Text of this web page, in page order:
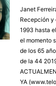
Janet
Recepción y
1993 hasta
el momento
de los 65
de la 44
YA